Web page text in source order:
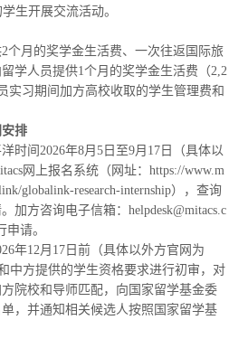
生开展交流活动。
个月的奖学金生活费、一次往返国际旅
学人员提供1个月的奖学金生活费（2,2
实习期间加方高校收取的学生管理费和
排
时间2026年8月5日至9月17日（具体以
网上报名系统（网址：https://www.m
globalink-research-internship），查询
加方咨询电子信箱：helpdesk@mitacs.c
请。
年12月17日前（具体以外方官网为
中方提供的学生资格要求进行初审，对
院校和导师匹配，向国家留学基金委
，并通知相关候选人按照国家留学基